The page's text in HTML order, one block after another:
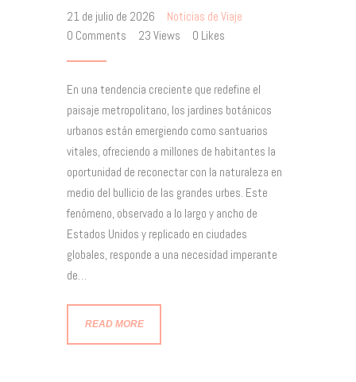
21 de julio de 2026
Noticias de Viaje
0 Comments 23 Views 0 Likes
En una tendencia creciente que redefine el
paisaje metropolitano, los jardines botánicos
urbanos están emergiendo como santuarios
vitales, ofreciendo a millones de habitantes la
oportunidad de reconectar con la naturaleza en
medio del bullicio de las grandes urbes. Este
fenómeno, observado a lo largo y ancho de
Estados Unidos y replicado en ciudades
globales, responde a una necesidad imperante
de…
READ MORE